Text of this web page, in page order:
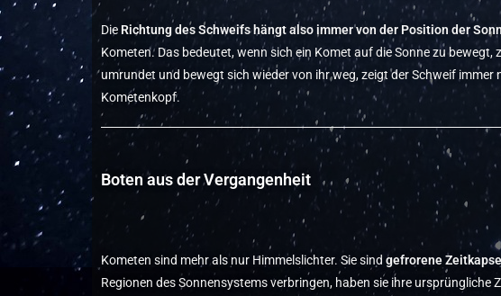
Die Richtung des Schweifs hängt also immer von der Position der
Kometen. Das bedeutet, wenn sich ein Komet auf die Sonne zu
umrundet und bewegt sich wieder von ihr weg, zeigt der Schweif
Kometenkopf.
Boten aus der Vergangenheit
Kometen sind mehr als nur Himmelslichter. Sie sind gefrorene
Regionen des Sonnensystems verbringen, haben sie ihre